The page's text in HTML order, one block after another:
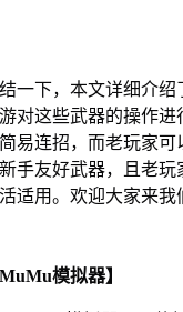
一下，本文详细介
对这些武器的操作
易连招，而老玩家
手友好武器，且老
适用。欢迎大家来我
模拟器】